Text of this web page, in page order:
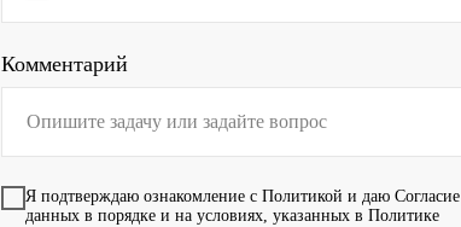
Комментарий
Я подтверждаю ознакомление с Политикой и даю Согласие
данных в порядке и на условиях, указанных в Политике